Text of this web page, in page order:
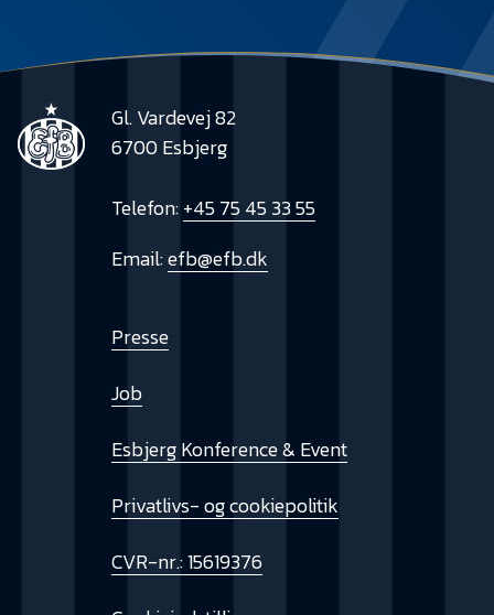
Gl. Vardevej 82
6700 Esbjerg
Telefon:+45 75 45 33 55
Email:efb@efb.dk
Presse
Job
Esbjerg Konference & Event
Privatlivs- og cookiepolitik
CVR-nr.: 15619376